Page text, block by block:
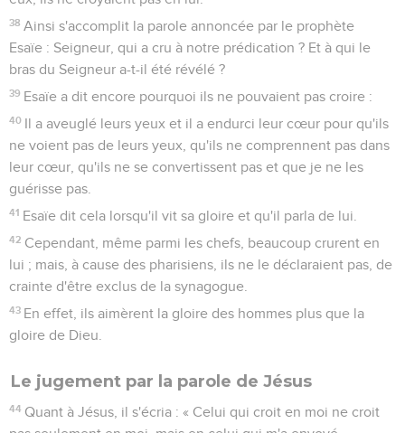
38 Ainsi s'accomplit la parole annoncée par le prophète
Esaïe : Seigneur, qui a cru à notre prédication ? Et à qui le
bras du Seigneur a-t-il été révélé ?
39 Esaïe a dit encore pourquoi ils ne pouvaient pas croire :
40 Il a aveuglé leurs yeux et il a endurci leur cœur pour qu'ils
ne voient pas de leurs yeux, qu'ils ne comprennent pas dans
leur cœur, qu'ils ne se convertissent pas et que je ne les
guérisse pas.
41 Esaïe dit cela lorsqu'il vit sa gloire et qu'il parla de lui.
42 Cependant, même parmi les chefs, beaucoup crurent en
lui ; mais, à cause des pharisiens, ils ne le déclaraient pas, de
crainte d'être exclus de la synagogue.
43 En effet, ils aimèrent la gloire des hommes plus que la
gloire de Dieu.
Le jugement par la parole de Jésus
44 Quant à Jésus, il s'écria : « Celui qui croit en moi ne croit